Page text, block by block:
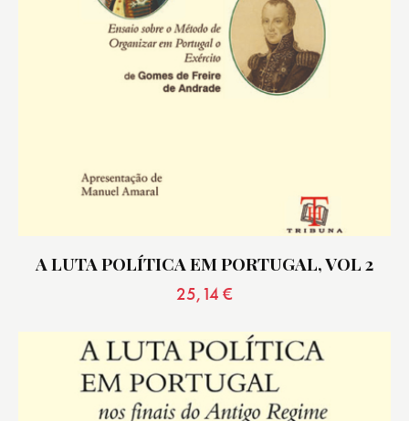
A LUTA POLÍTICA EM PORTUGAL, VOL 2
25,14 €